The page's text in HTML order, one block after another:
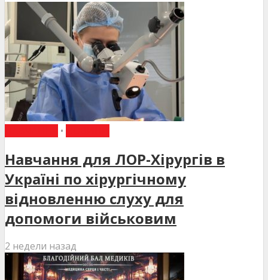
•
Навчання для ЛОР-Хірургів в
Україні по хірургічному
відновленню слуху для
допомоги військовим
2 недели назад